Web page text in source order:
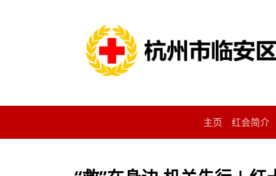
主页 红会简介